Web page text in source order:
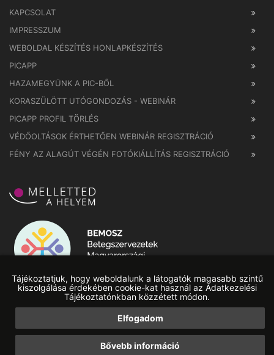
Tájékoztatjuk, hogy weboldalunk a látogatók magasabb szintű
kiszolgálása érdekében cookie-kat használ az Adatkezelési
Tájékoztatónkban közzétett módon.
Elfogadom
Bővebb információ
KAPCSOLAT
IMPRESSZUM
WEBOLDAL KÉSZÍTÉS HONLAPKÉSZÍTÉS
PICAPP
HAZAMEGYÜNK A PIC-BŐL
KORASZÜLÖTT UTÓGONDOZÁS - WEBINÁR
PICAPP PROFIL TÖRLÉS
VÉDŐOLTÁSOK ÉRTHETŐEN WEBINÁR REGISZTRÁCIÓ
FÉNY AZ ALAGÚT VÉGÉN FOTÓKIÁLLÍTÁS REGISZTRÁCIÓ
Ingyenes SEO elemző|Web Developers